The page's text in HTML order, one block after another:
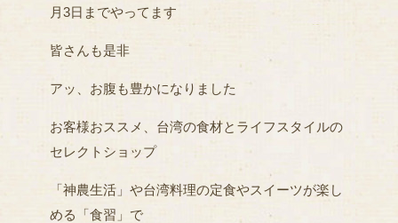
月3日までやってます
皆さんも是非
アッ、お腹も豊かになりました
お客様おススメ、台湾の食材とライフスタイルの
セレクトショップ
「神農生活」や台湾料理の定食やスイーツが楽し
める「食習」で